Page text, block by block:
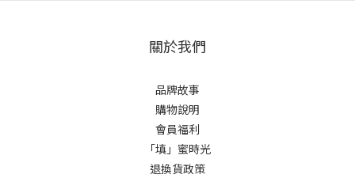
關於我們
品牌故事
購物說明
會員福利
「填」蜜時光
退換貨政策